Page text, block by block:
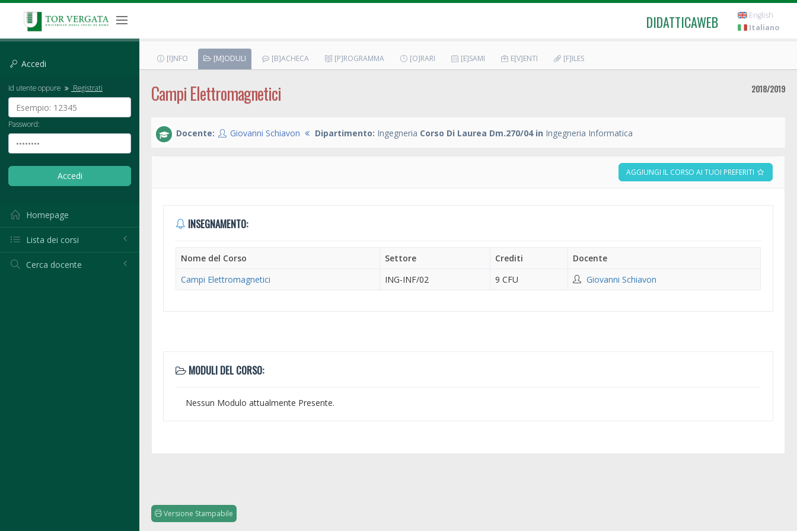
DIDATTICAWEB
English
Italiano
Accedi
Id utente oppure Registrati
Password:
Homepage
Lista dei corsi
Cerca docente
[I]NFO [M]ODULI [B]ACHECA [P]ROGRAMMA [O]RARI [E]SAMI E[V]ENTI [F]ILES
Campi Elettromagnetici 2018/2019
Docente: Giovanni Schiavon Dipartimento: Ingegneria Corso Di Laurea Dm.270/04 in Ingegneria Informatica
AGGIUNGI IL CORSO AI TUOI PREFERITI
INSEGNAMENTO:
Nome del Corso Settore Crediti
Docente
Campi Elettromagnetici
ING-INF/02 9 CFU Giovanni Schiavon
MODULI DEL CORSO:
Nessun Modulo attualmente Presente.
Versione Stampabile